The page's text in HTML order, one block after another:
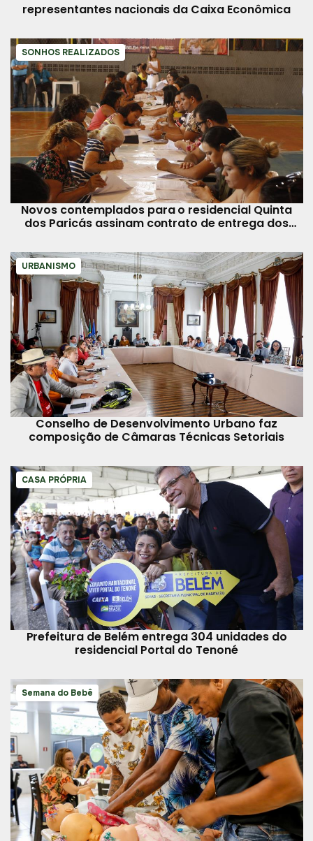
representantes nacionais da Caixa Econômica
SONHOS REALIZADOS
Novos contemplados para o residencial Quinta
dos Paricás assinam contrato de entrega dos
URBANISMO
Conselho de Desenvolvimento Urbano faz
composição de Câmaras Técnicas Setoriais
CASA PRÓPRIA
Prefeitura de Belém entrega 304 unidades do
residencial Portal do Tenoné
Semana do Bebê